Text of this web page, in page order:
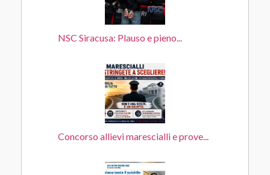
NSC Siracusa: Plauso e pieno...
Concorso allievi marescialli e prove...